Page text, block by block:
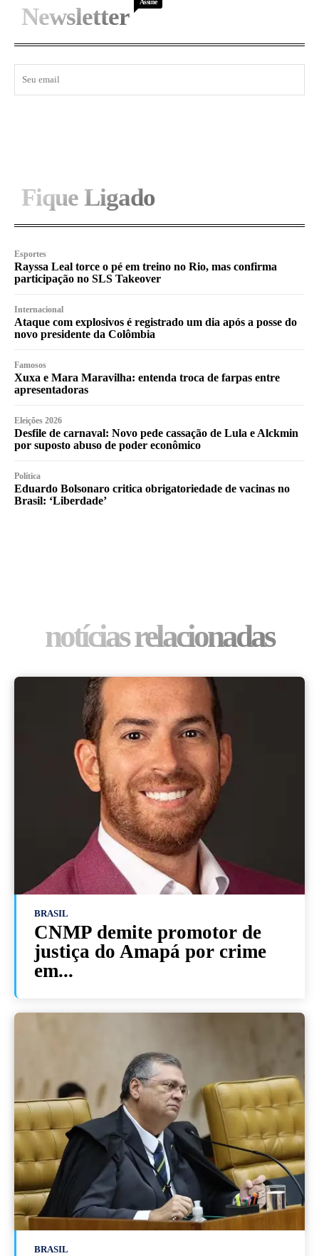
Newsletter
Assine
Fique Ligado
Esportes
Rayssa Leal torce o pé em treino no Rio, mas confirma
participação no SLS Takeover
Internacional
Ataque com explosivos é registrado um dia após a posse do
novo presidente da Colômbia
Famosos
Xuxa e Mara Maravilha: entenda troca de farpas entre
apresentadoras
Eleições 2026
Desfile de carnaval: Novo pede cassação de Lula e Alckmin
por suposto abuso de poder econômico
Política
Eduardo Bolsonaro critica obrigatoriedade de vacinas no
Brasil: ‘Liberdade’
notícias relacionadas
BRASIL
CNMP demite promotor de
justiça do Amapá por crime
em...
BRASIL